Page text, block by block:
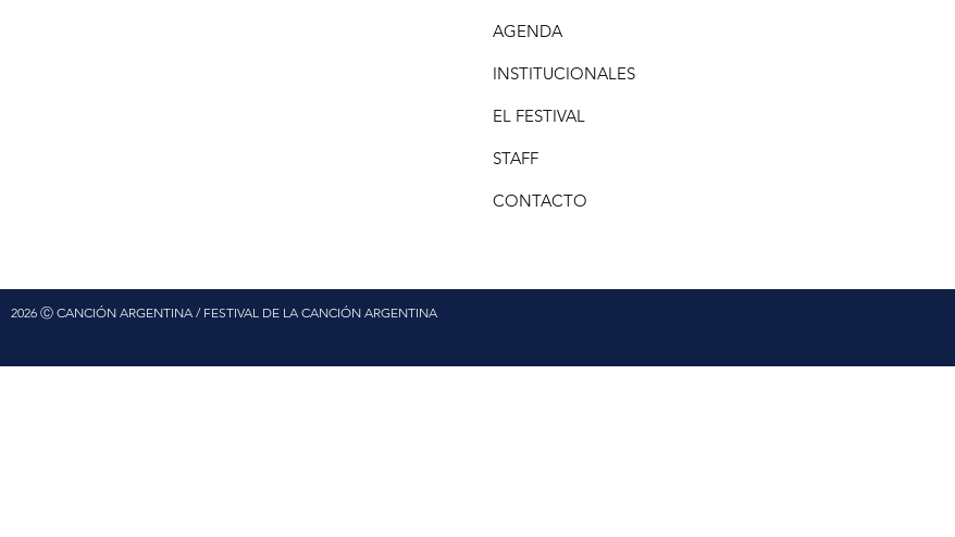
AGENDA
INSTITUCIONALES
EL FESTIVAL
STAFF
CONTACTO
2026 Ⓒ CANCIÓN ARGENTINA / FESTIVAL DE LA CANCIÓN ARGENTINA